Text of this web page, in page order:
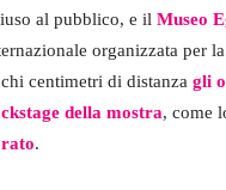
al pubblico, e il Museo
organizzata per
centimetri di distanza gli
della mostra, come
.